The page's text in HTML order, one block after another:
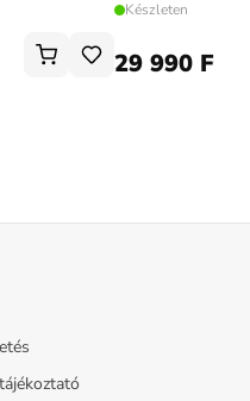
Készleten
29 990 Ft